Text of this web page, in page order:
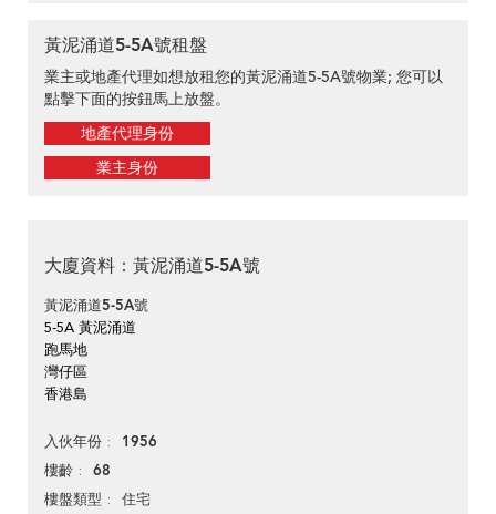
黃泥涌道5-5A號租盤
業主或地產代理如想放租您的黃泥涌道5-5A號物業; 您可以
點擊下面的按鈕馬上放盤。
地產代理身份
業主身份
大廈資料：黃泥涌道5-5A號
黃泥涌道5-5A號
5-5A 黃泥涌道
跑馬地
灣仔區
香港島
入伙年份 1956
樓齡 68
樓盤類型 住宅